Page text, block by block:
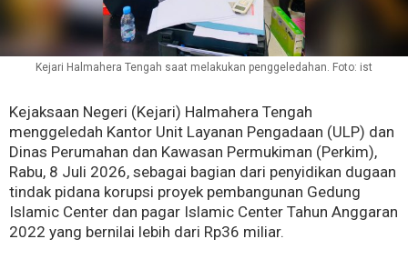
Kejari Halmahera Tengah saat melakukan penggeledahan. Foto: ist
Kejaksaan Negeri (Kejari) Halmahera Tengah
menggeledah Kantor Unit Layanan Pengadaan (ULP) dan
Dinas Perumahan dan Kawasan Permukiman (Perkim),
Rabu, 8 Juli 2026, sebagai bagian dari penyidikan dugaan
tindak pidana korupsi proyek pembangunan Gedung
Islamic Center dan pagar Islamic Center Tahun Anggaran
2022 yang bernilai lebih dari Rp36 miliar.